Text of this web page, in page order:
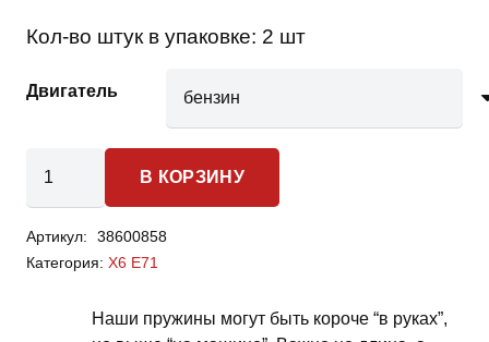
Кол-во штук в упаковке: 2 шт
Двигатель
товара
X6
E71
пружины
В КОРЗИНУ
Артикул:
38600858
Категория: X6 E71
Наши пружины могут быть короче “в руках”,